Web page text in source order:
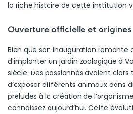
la riche histoire de cette institution
Ouverture officielle et origines
Bien que son inauguration remonte
d’implanter un jardin zoologique à
siècle. Des passionnés avaient alors
d’exposer différents animaux dans
préludes à la création de
connaissez aujourd’hui. Cette